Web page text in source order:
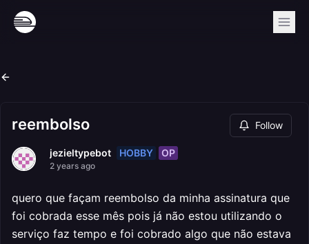
reembolso Follow
jezieltypebot HOBBY OP
2 years ago
quero que façam reembolso da minha assinatura que
foi cobrada esse mês pois já não estou utilizando o
serviço faz tempo e foi cobrado algo que não estava